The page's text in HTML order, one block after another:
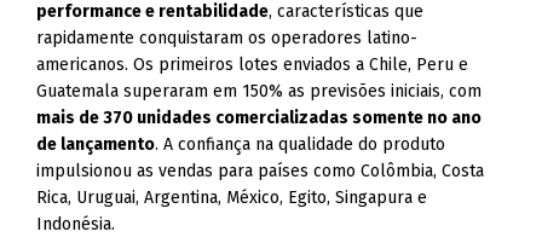
performance e rentabilidade, características que
rapidamente conquistaram os operadores latino-
americanos. Os primeiros lotes enviados a Chile, Peru e
Guatemala superaram em 150% as previsões iniciais, com
mais de 370 unidades comercializadas somente no ano
de lançamento. A confiança na qualidade do produto
impulsionou as vendas para países como Colômbia, Costa
Rica, Uruguai, Argentina, México, Egito, Singapura e
Indonésia.